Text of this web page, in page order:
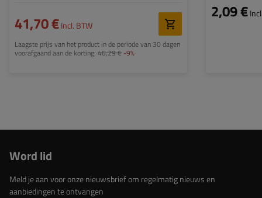
41,70 €Incl. BTW
Laagste prijs van het product in de periode van 30 dagen
voorafgaand aan de korting: 46,29 € -9%
2,09 €
Word lid
Meld je aan voor onze nieuwsbrief om regelmatig nieuws en
aanbiedingen te ontvangen